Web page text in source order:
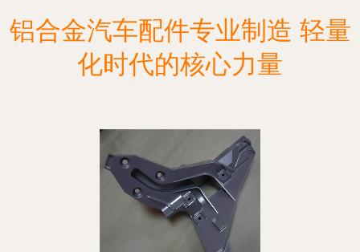
铝合金汽车配件专业制造 轻量
化时代的核心力量